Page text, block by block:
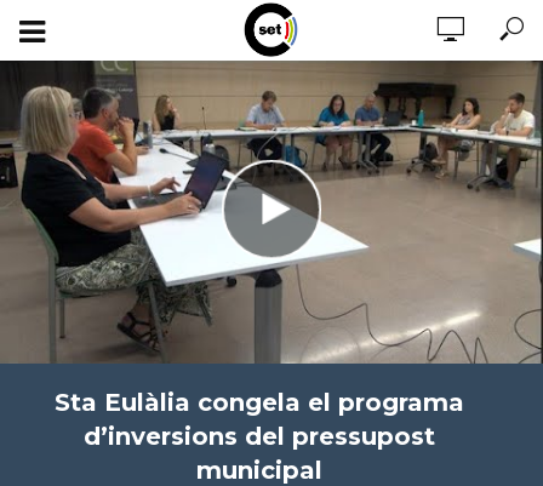
Sta Eulàlia congela el programa
d’inversions del pressupost
municipal